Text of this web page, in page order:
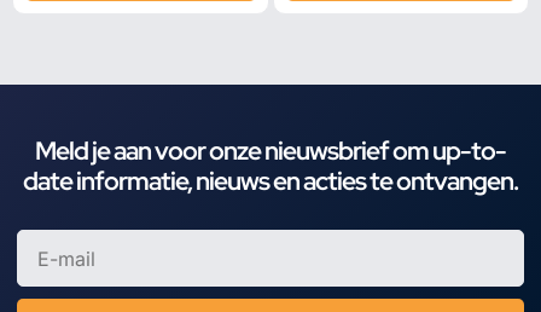
Meld je aan voor onze nieuwsbrief om up-to-
date informatie, nieuws en acties te ontvangen.